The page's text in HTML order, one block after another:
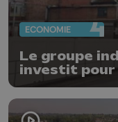
ECONOMIE
Le groupe
investit pour
de poudre à